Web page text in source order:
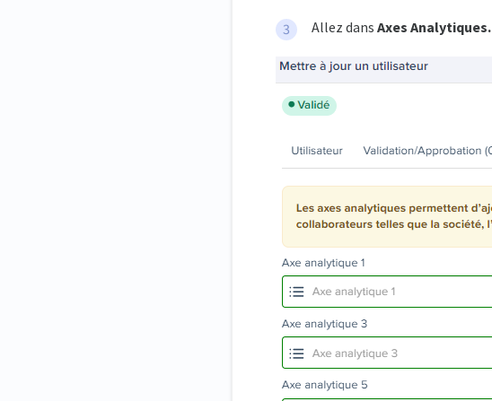
Allez dans Axes Analytiques.